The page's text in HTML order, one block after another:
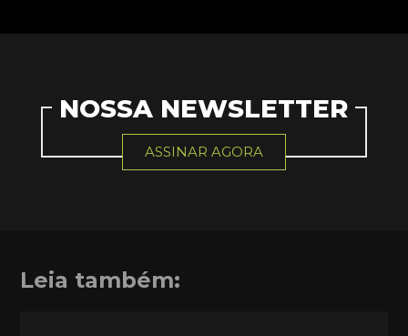
NOSSA NEWSLETTER
ASSINAR AGORA
Leia também: